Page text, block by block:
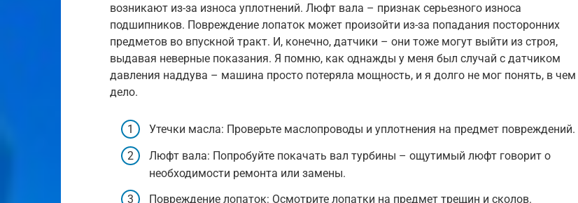
возникают из-за износа уплотнений. Люфт вала – признак серьезного износа
подшипников. Повреждение лопаток может произойти из-за попадания посторонних
предметов во впускной тракт. И, конечно, датчики – они тоже могут выйти из строя,
выдавая неверные показания. Я помню, как однажды у меня был случай с датчиком
давления наддува – машина просто потеряла мощность, и я долго не мог понять, в чем
дело.
Утечки масла: Проверьте маслопроводы и уплотнения на предмет повреждений.
Люфт вала: Попробуйте покачать вал турбины – ощутимый люфт говорит о
необходимости ремонта или замены.
Повреждение лопаток: Осмотрите лопатки на предмет трещин и сколов.